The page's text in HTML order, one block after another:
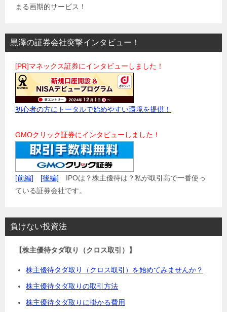
まる画期的サービス！
黒澤の証券会社突撃インタビュー！
[PR]マネックス証券にインタビューしました！
初心者の方にトータルで始めやすい環境を提供！
GMOクリック証券にインタビューしました！
[前編] [後編] IPOは？株主優待は？私が取引高で一番使っ
ている証券会社です。
負けない投資法
【株主優待タダ取り（クロス取引）】
株主優待タダ取り（クロス取引）を始めてみませんか？
株主優待タダ取りの取引方法
株主優待タダ取りに掛かる費用